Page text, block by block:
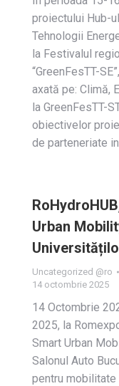
proiectului Hub-
Tehnologii
la Festivalul
“GreenFesTT-
axată pe: Climă,
la GreenFesTT-
obiectivelor
de parteneriate
Urban
Uncategorized @ro
14 octombrie 2025
14 Octombrie
2025, la
Smart Urban
Salonul Auto
pentru